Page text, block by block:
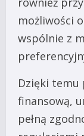
możliwości
wspólnie z
Dzięki temu
finansową,
pełną